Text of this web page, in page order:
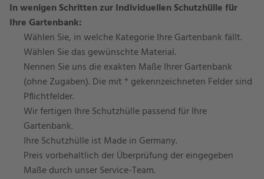
In wenigen Schritten zur Individuellen Schutzhülle für
Ihre Gartenbank:
Wählen Sie, in welche Kategorie Ihre Gartenbank fällt.
Wählen Sie das gewünschte Material.
Nennen Sie uns die exakten Maße Ihrer Gartenbank
(ohne Zugaben). Die mit * gekennzeichneten Felder sind
Pflichtfelder.
Wir fertigen Ihre Schutzhülle passend für Ihre
Gartenbank.
Ihre Schutzhülle ist Made in Germany.
Preis vorbehaltlich der Überprüfung der eingegeben
Maße durch unser Service-Team.